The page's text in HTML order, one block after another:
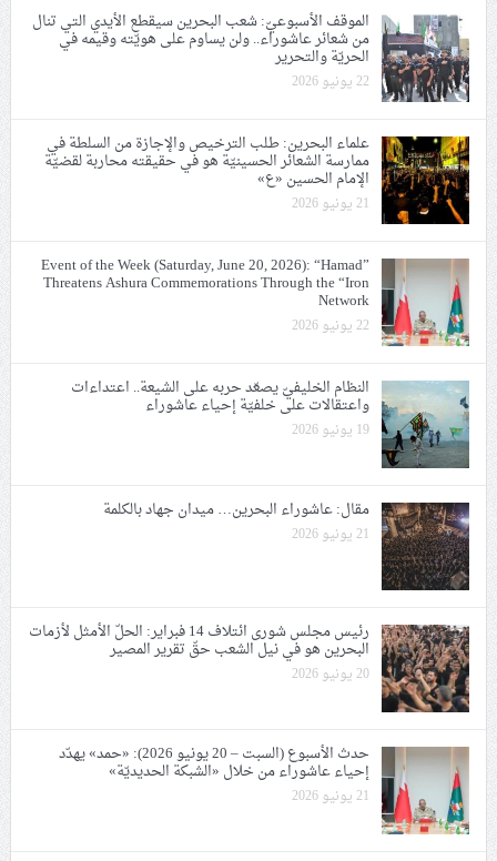
الموقف الأسبوعيّ: شعب البحرين سيقطع الأيدي التي تنال
من شعائر عاشوراء.. ولن يساوم على هويّته وقيمه في
الحريّة والتحرير
22 يونيو 2026
علماء البحرين: طلب الترخيص والإجازة من السلطة في
ممارسة الشعائر الحسينيّة هو في حقيقته محاربة لقضيّة
الإمام الحسين «ع»
21 يونيو 2026
Event of the Week (Saturday, June 20, 2026): “Hamad”
Threatens Ashura Commemorations Through the “Iron
Network
22 يونيو 2026
النظام الخليفيّ يصعّد حربه على الشيعة.. اعتداءات
واعتقالات على خلفيّة إحياء عاشوراء
19 يونيو 2026
مقال: عاشوراء البحرين… ميدان جهاد بالكلمة
21 يونيو 2026
رئيس مجلس شورى ائتلاف 14 فبراير: الحلّ الأمثل لأزمات
البحرين هو في نيل الشعب حقّ تقرير المصير
20 يونيو 2026
حدث الأسبوع (السبت – 20 يونيو 2026): «حمد» يهدّد
إحياء عاشوراء من خلال «الشبكة الحديديّة»
21 يونيو 2026